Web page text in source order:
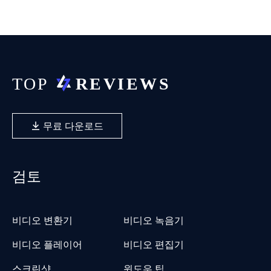
무료 다운로드
검토
비디오 변환기
비디오 녹음기
비디오 플레이어
비디오 편집기